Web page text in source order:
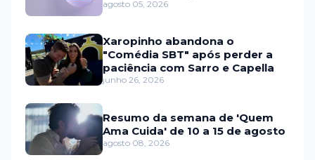
agosto 05, 2026
Xaropinho abandona o
"Comédia SBT" após perder a
paciência com Sarro e Capella
junho 26, 2026
Resumo da semana de 'Quem
Ama Cuida' de 10 a 15 de agosto
agosto 08, 2026